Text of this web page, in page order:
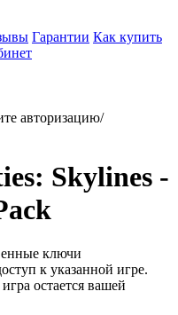
Гарантии Как купить
авторизацию/
Skylines -
ключи
к указанной игре.
остается вашей